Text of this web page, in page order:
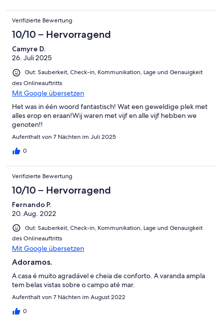
Verifizierte Bewertung
10/10 – Hervorragend
Camyre D.
26. Juli 2025
Gut: Sauberkeit, Check-in, Kommunikation, Lage und Genauigkeit
des Onlineauftritts
Mit Google übersetzen
Het was in één woord fantastisch! Wat een geweldige plek met
alles erop en eraan!Wij waren met vijf en alle vijf hebben we
genoten!!
Aufenthalt von 7 Nächten im Juli 2025
0
Verifizierte Bewertung
10/10 – Hervorragend
Fernando P.
20. Aug. 2022
Gut: Sauberkeit, Check-in, Kommunikation, Lage und Genauigkeit
des Onlineauftritts
Mit Google übersetzen
Adoramos.
A casa é muito agradável e cheia de conforto. A varanda ampla
tem belas vistas sobre o campo até mar.
Aufenthalt von 7 Nächten im August 2022
0